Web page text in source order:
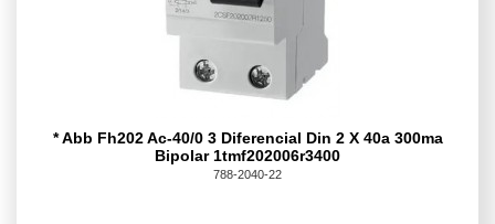
* Abb Fh202 Ac-40/0 3 Diferencial Din 2 X 40a 300ma
Bipolar 1tmf202006r3400
788-2040-22